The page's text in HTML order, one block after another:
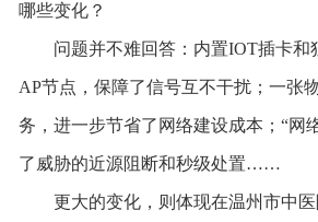
哪些变化？
问题并不难回答：内置IOT插卡和
AP节点，保障了信号互不干扰；一张
务，进一步节省了网络建设成本；“网
了威胁的近源阻断和秒级处置……
更大的变化，则体现在温州市中